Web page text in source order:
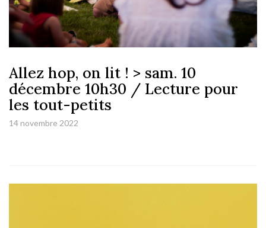
Allez hop, on lit ! > sam. 10
décembre 10h30 / Lecture pour
les tout-petits
14 novembre 2022